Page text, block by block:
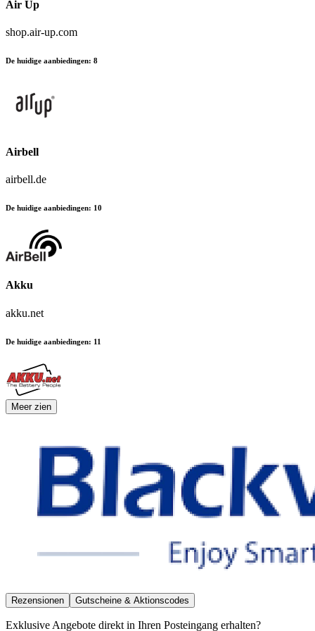
Air Up
shop.air-up.com
De huidige aanbiedingen: 8
Airbell
airbell.de
De huidige aanbiedingen: 10
Akku
akku.net
De huidige aanbiedingen: 11
Meer zien
Rezensionen Gutscheine & Aktionscodes
Exklusive Angebote direkt in Ihren Posteingang erhalten?